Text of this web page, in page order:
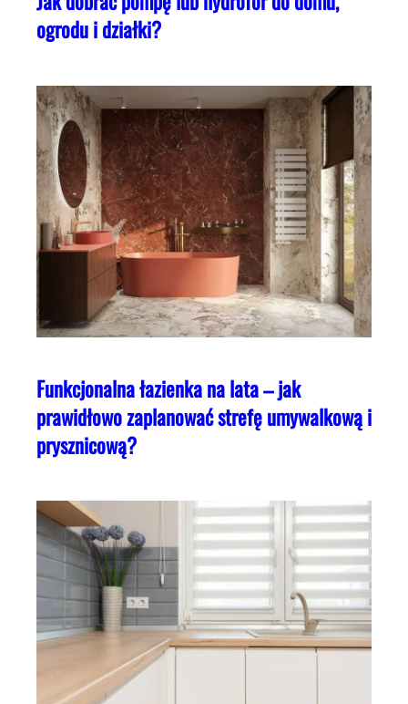
ogrodu i działki?
Funkcjonalna łazienka na lata – jak
prawidłowo zaplanować strefę umywalkową i
prysznicową?